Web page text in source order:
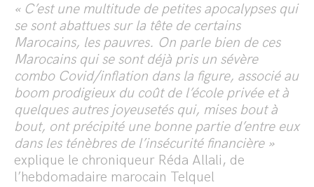
« C’est une multitude de petites apocalypses qui
se sont abattues sur la tête de certains
Marocains, les pauvres. On parle bien de ces
Marocains qui se sont déjà pris un sévère
combo Covid/inflation dans la figure, associé au
boom prodigieux du coût de l’école privée et à
quelques autres joyeusetés qui, mises bout à
bout, ont précipité une bonne partie d’entre eux
dans les ténèbres de l’insécurité financière »
explique le chroniqueur Réda Allali, de
l’hebdomadaire marocain Telquel